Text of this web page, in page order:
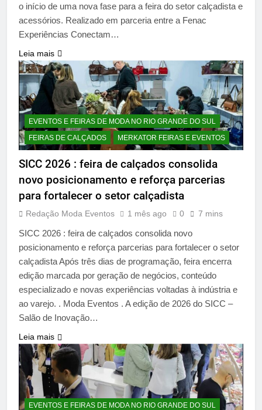
o início de uma nova fase para a feira do setor calçadista e
acessórios. Realizado em parceria entre a Fenac
Experiências Conectam…
Leia mais
EVENTOS E FEIRAS DE MODA NO RIO GRANDE DO SUL
FEIRAS DE CALÇADOS
MERKATOR FEIRAS E EVENTOS
SICC 2026 : feira de calçados consolida
novo posicionamento e reforça parcerias
para fortalecer o setor calçadista
Redação Moda Eventos 1 mês ago 0 7 mins
SICC 2026 : feira de calçados consolida novo
posicionamento e reforça parcerias para fortalecer o setor
calçadista Após três dias de programação, feira encerra
edição marcada por geração de negócios, conteúdo
especializado e novas experiências voltadas à indústria e
ao varejo. . Moda Eventos . A edição de 2026 do SICC –
Salão de Inovação…
Leia mais
EVENTOS E FEIRAS DE MODA NO RIO GRANDE DO SUL